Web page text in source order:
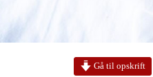
Gå til opskrift